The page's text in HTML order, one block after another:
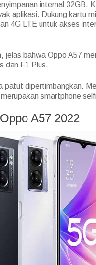
internal 32GB.
aplikasi. Dukung kartu
4G LTE untuk akses
jelas bahwa Oppo A57
dan F1 Plus.
patut dipertimbangkan.
smartphone
A57 2022